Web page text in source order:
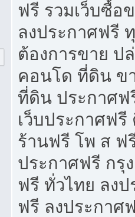
ฟรี รวมเว็บซื้อ
ลงประกาศฟรี
ต้องการขาย ป
คอนโด ที่ดิน ข
ที่ดิน ประกาศฟ
เว็บประกาศฟ
ร้านฟรี โพ ส ฟ
ประกาศฟรี กรุ
ฟรี ทั่วไทย ลง
ฟรี ลงประกาศ